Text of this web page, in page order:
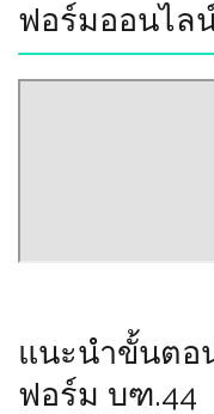
ฟอร์มออนไล
แนะนำขั้นตอ
ฟอร์ม บฑ.44